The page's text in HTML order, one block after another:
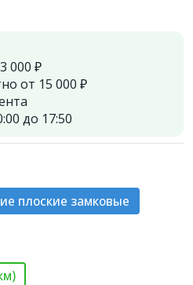
000 ₽
от 15 000 ₽
до 17:50
плоские замковые